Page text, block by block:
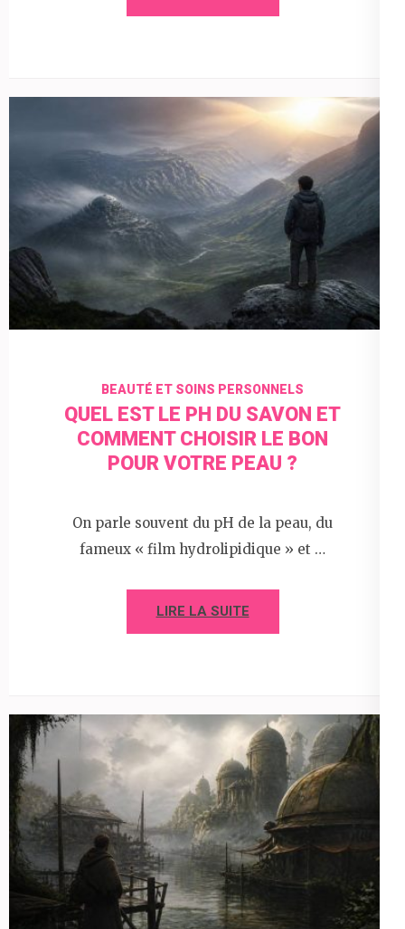
BEAUTÉ ET SOINS PERSONNELS
QUEL EST LE PH DU SAVON ET
COMMENT CHOISIR LE BON
POUR VOTRE PEAU ?
On parle souvent du pH de la peau, du
fameux « film hydrolipidique » et …
LIRE LA SUITE